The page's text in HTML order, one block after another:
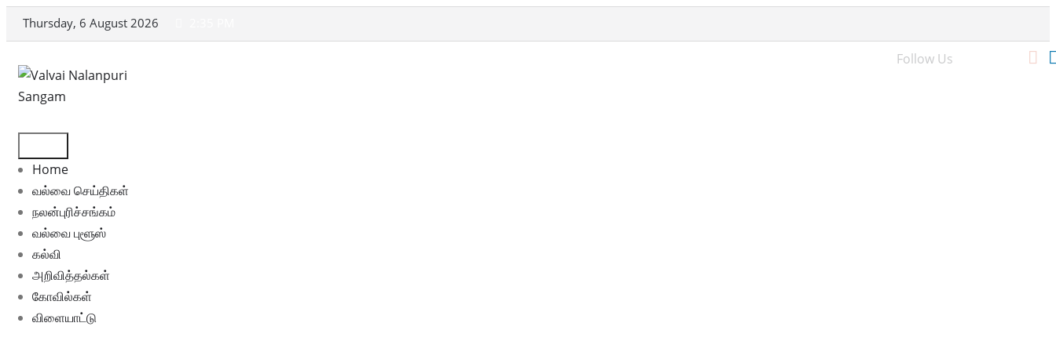
Skip
to
Thursday, 6 August 2026
Follow Us
Home
வல்வை செய்திகள்
நலன்புரிச்சங்கம்
வல்வை புளூஸ்
கல்வி
அறிவித்தல்கள்
கோவில்கள்
விளையாட்டு